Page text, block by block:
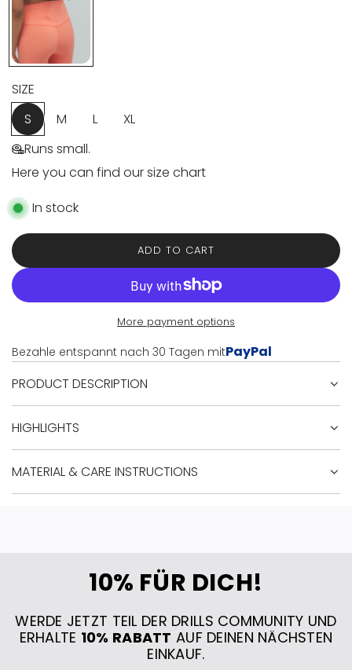
e
SIZE
S
M L
XL
Runs small.
Here you can find our size chart
In stock
ADD TO CART
L
O
A
D
I
G
.
More payment options
Bezahle entspannt nach 30 Tagen mitPayPal
PRODUCT DESCRIPTION
HIGHLIGHTS
MATERIAL & CARE INSTRUCTIONS
10% FÜR DICH!
WERDE JETZT TEIL DER DRILLS COMMUNITY UND
ERHALTE 10% RABATT AUF DEINEN NÄCHSTEN
EINKAUF.